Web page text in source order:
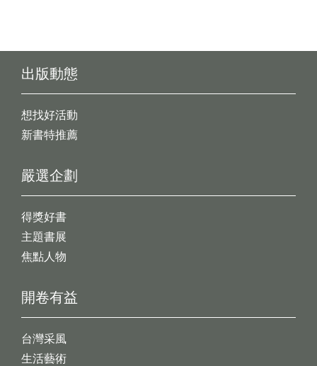
出版動態
想找好活動
新書特推薦
開卷有益
台灣采風
生活藝術
嚴選企劃
得獎好書
主題書展
焦點人物